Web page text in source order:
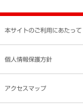
書面による個人情報の
本サイトのご利用にあたって
個人情報保護方針
アクセスマップ